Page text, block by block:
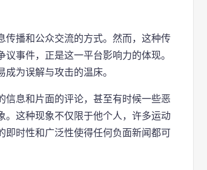
传播和公众交流的方式。然而，这种传
事件，正是这一平台影响力的体现。
为误解与攻击的温床。
息和片面的评论，甚至有时候一些恶
。这种现象不仅限于他个人，许多运动
即时性和广泛性使得任何负面新闻都可